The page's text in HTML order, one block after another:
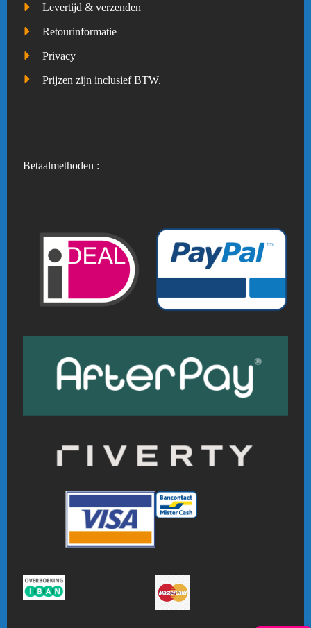
Levertijd & verzenden
Retourinformatie
Privacy
Prijzen zijn inclusief BTW.
Betaalmethoden :